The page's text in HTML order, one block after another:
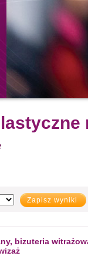
Zapisz wyniki
bizuteria